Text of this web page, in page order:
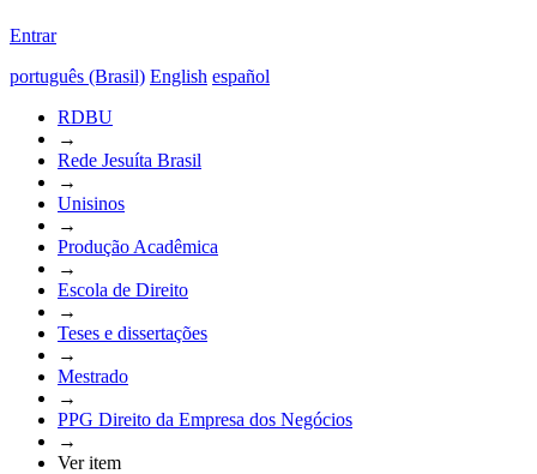
Entrar
português (Brasil) English español
RDBU
→
Rede Jesuíta Brasil
→
Unisinos
→
Produção Acadêmica
→
Escola de Direito
→
Teses e dissertações
→
Mestrado
→
PPG Direito da Empresa dos Negócios
→
Ver item